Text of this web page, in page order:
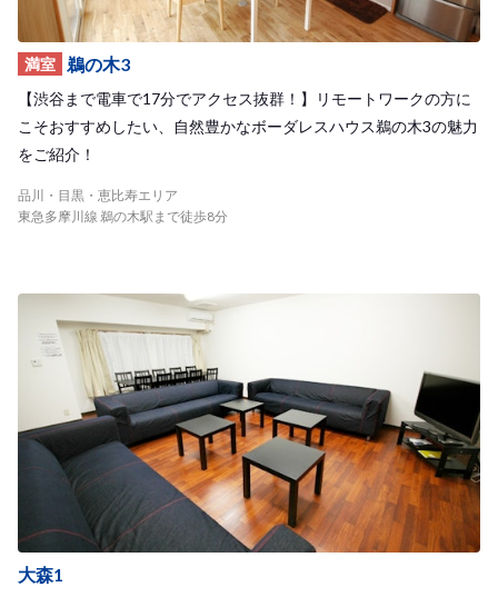
満室 鵜の木3
【渋谷まで電車で17分でアクセス抜群！】リモートワークの方に
こそおすすめしたい、自然豊かなボーダレスハウス鵜の木3の魅力
をご紹介！
品川・目黒・恵比寿エリア
東急多摩川線 鵜の木駅まで徒歩8分
大森1